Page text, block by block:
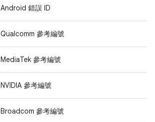
Android 錯誤 ID
Qualcomm 參考編號
MediaTek 參考編號
NVIDIA 參考編號
Broadcom 參考編號